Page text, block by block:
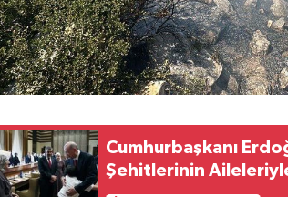
Cumhurbaşkanı
Şehitlerinin